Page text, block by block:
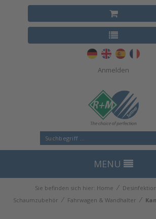
Anmelden
MENU
Sie befinden sich hier: Home ⁄
Schaumzubehör ⁄ Fahrwagen & Wandhalter ⁄